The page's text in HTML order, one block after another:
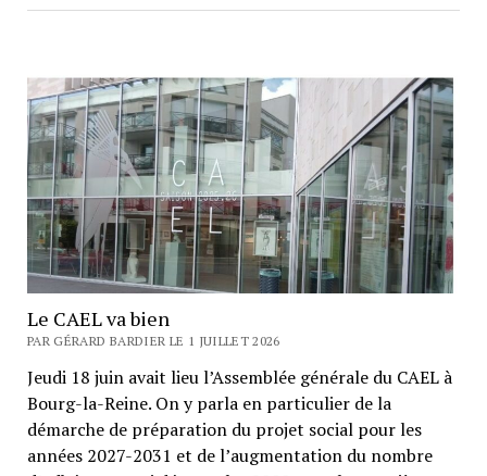
Le CAEL va bien
PAR GÉRARD BARDIER LE 1 JUILLET 2026
Jeudi 18 juin avait lieu l’Assemblée générale du CAEL à
Bourg-la-Reine. On y parla en particulier de la
démarche de préparation du projet social pour les
années 2027-2031 et de l’augmentation du nombre